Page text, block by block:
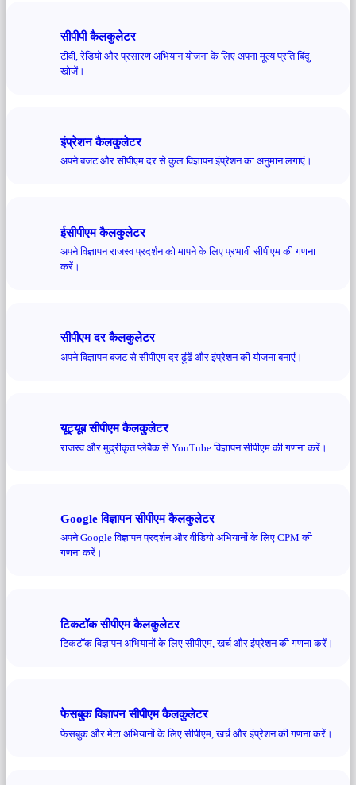
सीपीपी कैलकुलेटर
टीवी, रेडियो और प्रसारण अभियान योजना के लिए अपना मूल्य प्रति बिंदु
खोजें।
इंप्रेशन कैलकुलेटर
अपने बजट और सीपीएम दर से कुल विज्ञापन इंप्रेशन का अनुमान लगाएं।
ईसीपीएम कैलकुलेटर
अपने विज्ञापन राजस्व प्रदर्शन को मापने के लिए प्रभावी सीपीएम की गणना
करें।
सीपीएम दर कैलकुलेटर
अपने विज्ञापन बजट से सीपीएम दर ढूंढें और इंप्रेशन की योजना बनाएं।
यूट्यूब सीपीएम कैलकुलेटर
राजस्व और मुद्रीकृत प्लेबैक से YouTube विज्ञापन सीपीएम की गणना करें।
Google विज्ञापन सीपीएम कैलकुलेटर
अपने Google विज्ञापन प्रदर्शन और वीडियो अभियानों के लिए CPM की
गणना करें।
टिकटॉक सीपीएम कैलकुलेटर
टिकटॉक विज्ञापन अभियानों के लिए सीपीएम, खर्च और इंप्रेशन की गणना करें।
फेसबुक विज्ञापन सीपीएम कैलकुलेटर
फेसबुक और मेटा अभियानों के लिए सीपीएम, खर्च और इंप्रेशन की गणना करें।